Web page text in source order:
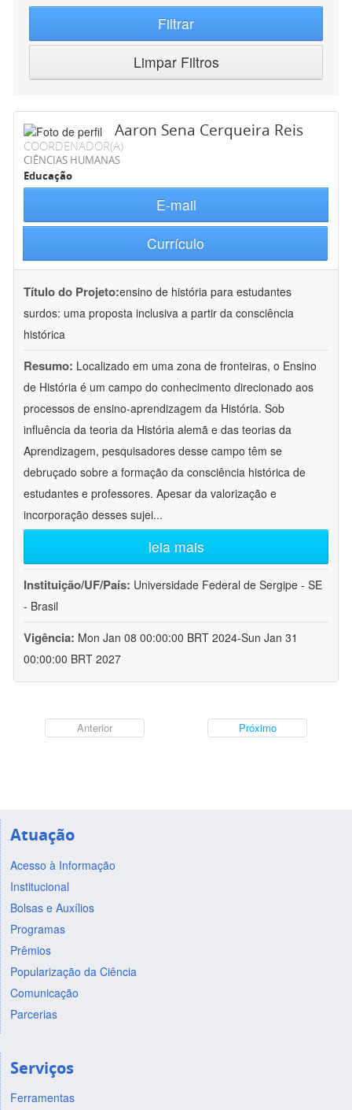
Filtrar
Limpar Filtros
Aaron Sena Cerqueira Reis
COORDENADOR(A)
CIÊNCIAS HUMANAS
Educação
E-mail
Currículo
Título do Projeto:ensino de história para estudantes
surdos: uma proposta inclusiva a partir da consciência
histórica
Resumo: Localizado em uma zona de fronteiras, o Ensino
de História é um campo do conhecimento direcionado aos
processos de ensino-aprendizagem da História. Sob
influência da teoria da História alemã e das teorias da
Aprendizagem, pesquisadores desse campo têm se
debruçado sobre a formação da consciência histórica de
estudantes e professores. Apesar da valorização e
incorporação desses sujei...
leia mais
Instituição/UF/País: Universidade Federal de Sergipe - SE
- Brasil
Vigência: Mon Jan 08 00:00:00 BRT 2024-Sun Jan 31
00:00:00 BRT 2027
Anterior Próximo
Atuação
Acesso à Informação
Institucional
Bolsas e Auxílios
Programas
Prêmios
Popularização da Ciência
Comunicação
Parcerias
Serviços
Ferramentas